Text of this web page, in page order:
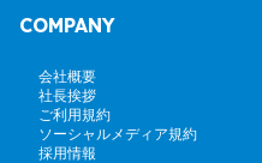
COMPANY
会社概要
社長挨拶
ご利用規約
ソーシャルメディア規約
採用情報